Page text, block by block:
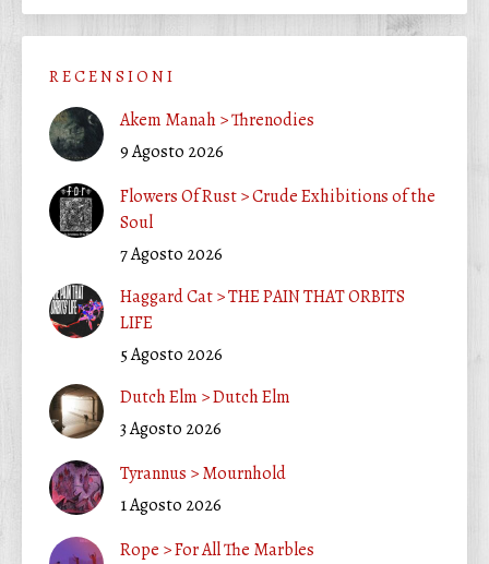
R E C E N S I O N I
Akem Manah > Threnodies
9 Agosto 2026
Flowers Of Rust > Crude Exhibitions of the
Soul
7 Agosto 2026
Haggard Cat > THE PAIN THAT ORBITS
LIFE
5 Agosto 2026
Dutch Elm > Dutch Elm
3 Agosto 2026
Tyrannus > Mournhold
1 Agosto 2026
Rope > For All The Marbles